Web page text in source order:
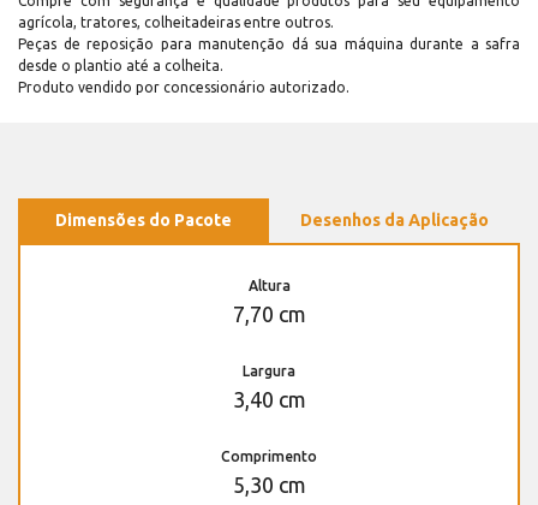
agrícola, tratores, colheitadeiras entre outros.
Peças de reposição para manutenção dá sua máquina durante a safra
desde o plantio até a colheita.
Produto vendido por concessionário autorizado.
Dimensões do Pacote Desenhos da Aplicação
Altura
7,70 cm
Largura
3,40 cm
Comprimento
5,30 cm